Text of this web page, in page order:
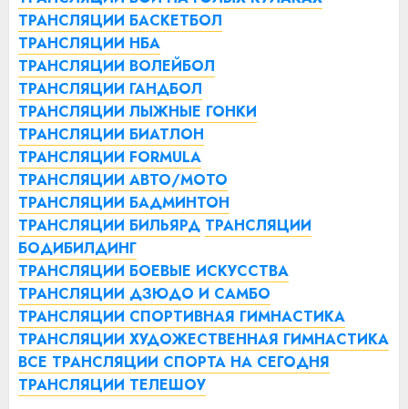
ТРАНСЛЯЦИИ БАСКЕТБОЛ
ТРАНСЛЯЦИИ НБА
ТРАНСЛЯЦИИ ВОЛЕЙБОЛ
ТРАНСЛЯЦИИ ГАНДБОЛ
ТРАНСЛЯЦИИ ЛЫЖНЫЕ ГОНКИ
ТРАНСЛЯЦИИ БИАТЛОН
ТРАНСЛЯЦИИ FORMULA
ТРАНСЛЯЦИИ АВТО/МОТО
ТРАНСЛЯЦИИ БАДМИНТОН
ТРАНСЛЯЦИИ БИЛЬЯРД ТРАНСЛЯЦИИ
БОДИБИЛДИНГ
ТРАНСЛЯЦИИ БОЕВЫЕ ИСКУССТВА
ТРАНСЛЯЦИИ ДЗЮДО И САМБО
ТРАНСЛЯЦИИ СПОРТИВНАЯ ГИМНАСТИКА
ТРАНСЛЯЦИИ ХУДОЖЕСТВЕННАЯ ГИМНАСТИКА
ВСЕ ТРАНСЛЯЦИИ СПОРТА НА СЕГОДНЯ
ТРАНСЛЯЦИИ ТЕЛЕШОУ